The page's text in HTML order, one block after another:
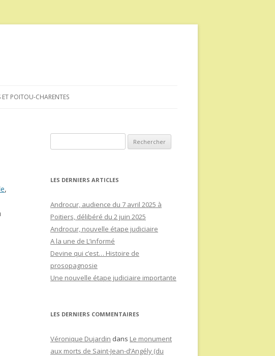
ET POITOU-CHARENTES
,
LES DERNIERS ARTICLES
Androcur, audience du 7 avril 2025 à
Poitiers, délibéré du 2 juin 2025
Androcur, nouvelle étape judiciaire
A la une de L’informé
Devine qui c’est… Histoire de
prosopagnosie
Une nouvelle étape judiciaire importante
LES DERNIERS COMMENTAIRES
Véronique Dujardin dans Le monument
aux morts de Saint-Jean-d’Angély (du